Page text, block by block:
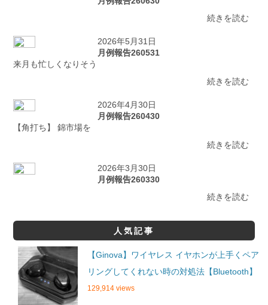
続きを読む
2026年5月31日
月例報告260531
来月も忙しくなりそう
続きを読む
2026年4月30日
月例報告260430
【角打ち】 錦市場を
続きを読む
2026年3月30日
月例報告260330
続きを読む
人気記事
【Ginova】ワイヤレス イヤホンが上手くペア
リングしてくれない時の対処法【Bluetooth】
129,914 views